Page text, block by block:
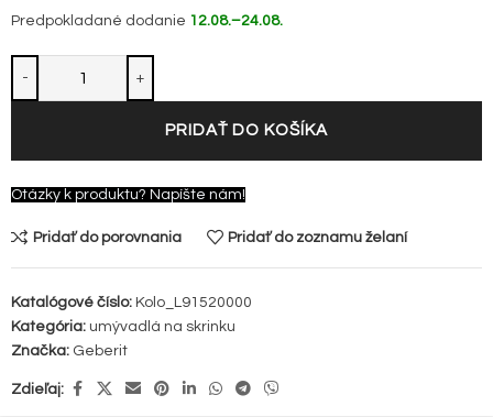
Predpokladané dodanie 12.08.–24.08.
PRIDAŤ DO KOŠÍKA
Otázky k produktu? Napíšte nám!
Pridať do porovnania Pridať do zoznamu želaní
Katalógové číslo: Kolo_L91520000
Kategória: umývadlá na skrinku
Značka: Geberit
Zdieľaj: